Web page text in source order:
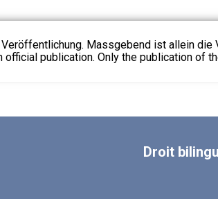
Massgebend ist allein die
official publication. Only the publication of
Droit